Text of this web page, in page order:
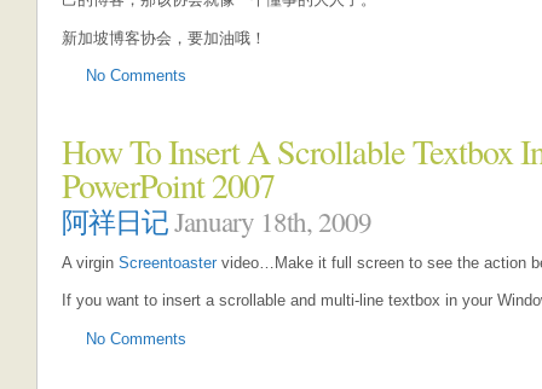
新加坡博客协会，要加油哦！
No Comments
How To Insert A Scrollable Textbox
PowerPoint 2007
阿祥日记January 18th, 2009
A virgin Screentoaster video…Make it full screen to see the action
If you want to insert a scrollable and multi-line textbox in your
No Comments